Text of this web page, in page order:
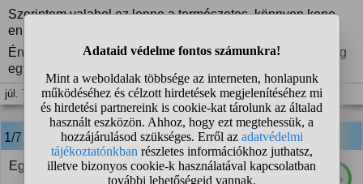
Szerintem valahol ez lenne a természetes, könnyen kene
ennek mennie.
Én is rengeteget olvastam az ismerkedésről de még mindig
egyedül vagyok.
júl. 7. 10:28
1/7 anonim válasza:
74%
Egy jó pap holtig tanul!